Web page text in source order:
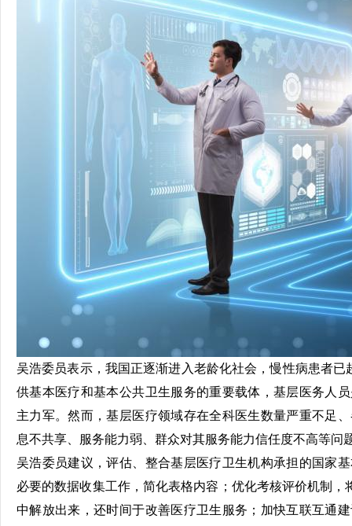
吴浩委员表示，我国正逐渐进入老龄化社会，慢性病患者
供基本医疗和基本公共卫生服务的重要载体，基层医务人
主力军。然而，基层医疗领域存在全科医生数量严重不足
息不共享、服务能力弱、群众对其服务能力信任度不高等问
吴浩委员建议，评估、整合基层医疗卫生机构承担的国家
必要的数据收集工作，简化表格内容；优化考核评价机制，
中解放出来，还时间于改善医疗卫生服务；加快互联互通